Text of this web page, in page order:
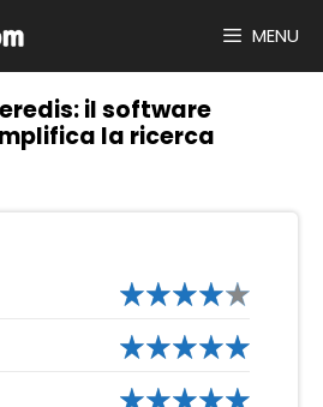
MENU
il software
la ricerca